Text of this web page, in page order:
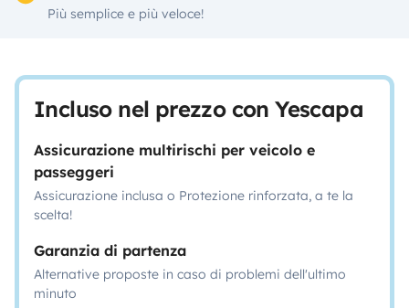
Più semplice e più veloce!
Incluso nel prezzo con Yescapa
Assicurazione multirischi per veicolo e
passeggeri
Assicurazione inclusa o Protezione rinforzata, a te la
scelta!
Garanzia di partenza
Alternative proposte in caso di problemi dell'ultimo
minuto